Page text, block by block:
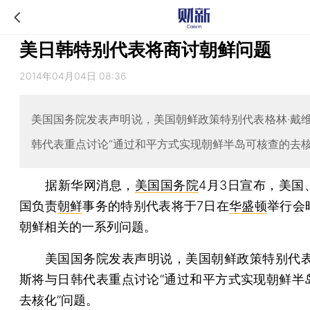
美日韩特别代表将商讨朝鲜问题
2014年04月04日 08:36
美国国务院发表声明说，美国朝鲜政策特别代表格林·戴
韩代表重点讨论“通过和平方式实现朝鲜半岛可核查的去
据新华网消息， 美国国务院4月3日宣布，美国
国负责朝鲜事务的特别代表将于7日在华盛顿举行会
朝鲜相关的一系列问题。
美国国务院发表声明说，美国朝鲜政策特别代
斯将与日韩代表重点讨论“通过和平方式实现朝鲜半
去核化”问题。